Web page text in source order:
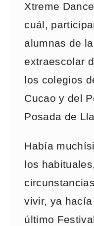
Xtreme
cuál,
alumnas de
extraescolar
los colegios
Cucao y del
Posada de
Había
los
vivir, ya
último